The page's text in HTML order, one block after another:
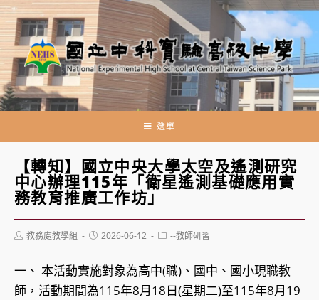
跳
轉
至
主
要
內
選單
【轉知】國立中央大學太空及遙測研究
中心辦理115年「衛星遙測基礎應用實
務教育推廣工作坊」
Post教務處教學組
Post2026-06-12
Post--教師研習
一、 本活動實施對象為高中(職)、國中、國小現職教
師，活動期間為115年8月18日(星期二)至115年8月19